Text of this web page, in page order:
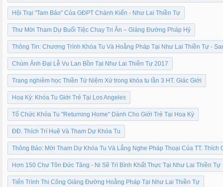
Hội Trại "Tam Bảo" Của GĐPT Chánh Kiến - Như Lai Thiền Tự
Thư Mời Tham Dự Buổi Tiệc Chay Tri Ân – Giảng Đường Pháp Hỷ
Thông Tin: Chương Trình Khóa Tu Và Hoằng Pháp Tại Như Lai Thiền Tự -
Chùm Ảnh Đại Lễ Vu Lan Bồn Tại Như Lai Thiền Tự 2017
Trang nghiêm học Thiền Tứ Niệm Xứ trong khóa tu lần 3 HT. Giác Giới
Hoa Kỳ: Khóa Tu Giới Trẻ Tại Los Angeles
Tổ Chức Khóa Tu "Returning Home" Dành Cho Giới Trẻ Tại Hoa Kỳ
ĐĐ. Thích Trí Huệ Và Tham Dự Khóa Tu
Thông Báo: Mời Tham Dự Khóa Tu Và Lắng Nghe Pháp Thoại Của TT. Thích
Hơn 150 Chư Tôn Đức Tăng - Ni Sẽ Trì Bình Khất Thực Tại Như Lai Thiền Tự
Tiến Trình Thi Công Giảng Đường Hoằng Pháp Tại Như Lai Thiền Tự